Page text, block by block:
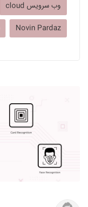
وب سرویس cloud
Novin Pardaz